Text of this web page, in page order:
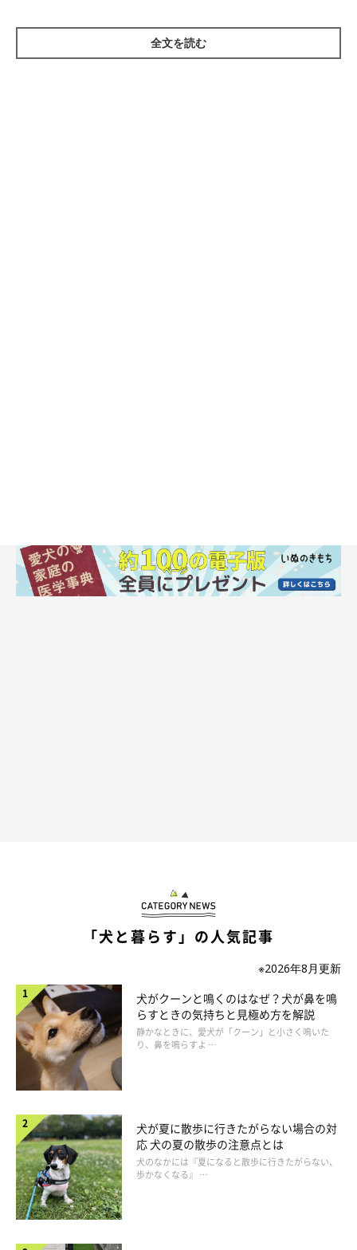
――犬がパンティングをする理由は？ また、どんなときに多く
山口先生：
「犬のパンティングは、暑いとき、緊張や興奮をしているとき、
呼吸が苦しいときなどに多くみられます」
全文を読む
「犬と暮らす」の人気記事
※2026年8月更新
犬がクーンと鳴くのはなぜ？犬が鼻を鳴
らすときの気持ちと見極め方を解説
静かなときに、愛犬が「クーン」と小さく鳴いた
り、鼻を鳴らすよ …
犬が夏に散歩に行きたがらない場合の対
応 犬の夏の散歩の注意点とは
犬のなかには『夏になると散歩に行きたがらない、
歩かなくなる』 …